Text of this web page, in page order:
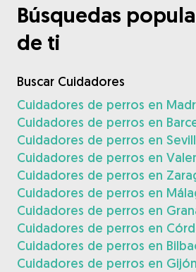
Búsquedas
de ti
Buscar Cuidadores
Cuidadores de perros en
Cuidadores de perros en
Cuidadores de perros en
Cuidadores de perros en
Cuidadores de perros en
Cuidadores de perros en
Cuidadores de perros en
Cuidadores de perros en
Cuidadores de perros en
Cuidadores de perros en Gijón